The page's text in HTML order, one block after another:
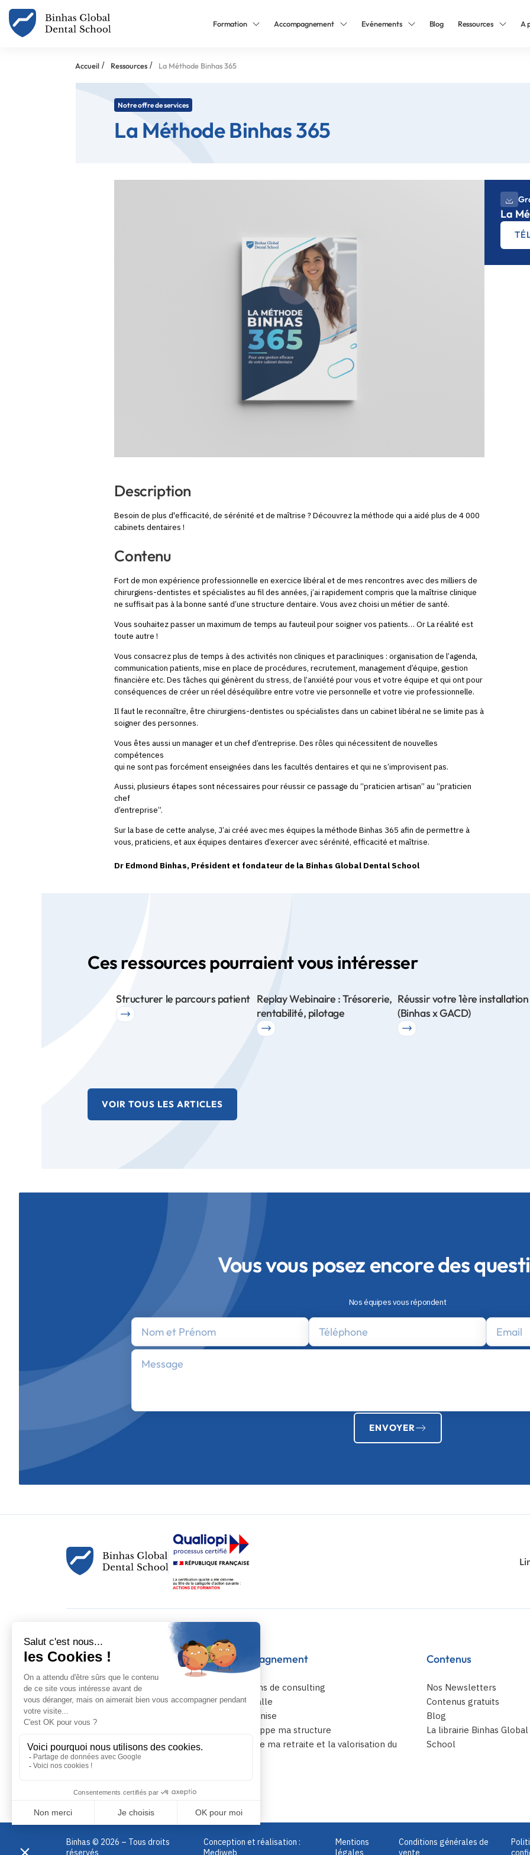
Formation Accompagnement Evénements Blog Ressources A
Accueil / Ressources / La Méthode Binhas 365
Notre offre de services
La Méthode Binhas 365
Description
Besoin de plus d'efficacité, de sérénité et de maîtrise ? Découvrez la méthode qui a aidé plus de 4 000
cabinets dentaires !
Contenu
Fort de mon expérience professionnelle en exercice libéral et de mes rencontres avec des milliers de
chirurgiens-dentistes et spécialistes au fil des années, j’ai rapidement compris que la maîtrise clinique
ne suffisait pas à la bonne santé d’une structure dentaire. Vous avez choisi un métier de santé.
Vous souhaitez passer un maximum de temps au fauteuil pour soigner vos patients… Or La réalité est
toute autre !
Vous consacrez plus de temps à des activités non cliniques et paracliniques : organisation de l’agenda,
communication patients, mise en place de procédures, recrutement, management d’équipe, gestion
financière etc. Des tâches qui génèrent du stress, de l’anxiété pour vous et votre équipe et qui ont pour
conséquences de créer un réel déséquilibre entre votre vie personnelle et votre vie professionnelle.
Il faut le reconnaître, être chirurgiens-dentistes ou spécialistes dans un cabinet libéral ne se limite pas à
soigner des personnes.
Vous êtes aussi un manager et un chef d’entreprise. Des rôles qui nécessitent de nouvelles
compétences
qui ne sont pas forcément enseignées dans les facultés dentaires et qui ne s’improvisent pas.
Aussi, plusieurs étapes sont nécessaires pour réussir ce passage du “praticien artisan” au “praticien
chef
d’entreprise”.
Sur la base de cette analyse, J’ai créé avec mes équipes la méthode Binhas 365 afin de permettre à
vous, praticiens, et aux équipes dentaires d’exercer avec sérénité, efficacité et maîtrise.
Dr Edmond Binhas, Président et fondateur de la Binhas Global Dental School
La
Ces ressources pourraient vous intéresser
Structurer le parcours patient Replay Webinaire : Trésorerie,
rentabilité, pilotage
Réussir votre 1ère installation
(Binhas x GACD)
VOIR TOUS LES ARTICLES
Vous vous posez encore des
Nos équipes vous répondent
ENVOYER
Formations
La Méthode Binhas 365™
La Méthode Boost Installation™
Partenariat Dauphine x Binhas
Communication & Qualité de service
Ergonomie
Accompagnement
Prestations de consulting
Je m’installe
Je m’organise
Je développe ma structure
Je prépare ma retraite et la valorisation du
Contenus
Nos Newsletters
Contenus gratuits
Blog
La librairie Binhas
School
Binhas © 2026 – Tous droits
réservés
Conception et réalisation :
Mediweb
Mentions
légales
Conditions générales de
vente